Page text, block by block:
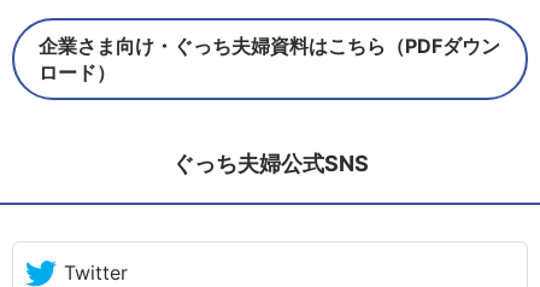
企業さま向け・ぐっち夫婦資料はこちら（PDFダウン
ロード）
ぐっち夫婦公式SNS
Twitter